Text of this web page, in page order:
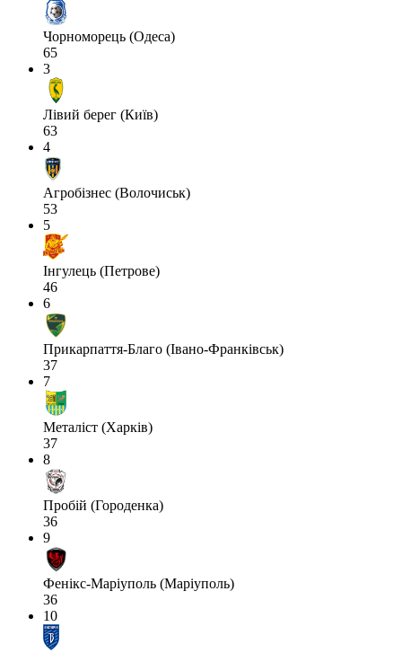
Чорноморець (Одеса)
65
3
Лівий берег (Київ)
63
4
Агробізнес (Волочиськ)
53
5
Інгулець (Петрове)
46
6
Прикарпаття-Благо (Івано-Франківськ)
37
7
Металіст (Харків)
37
8
Пробій (Городенка)
36
9
Фенікс-Маріуполь (Маріуполь)
36
10